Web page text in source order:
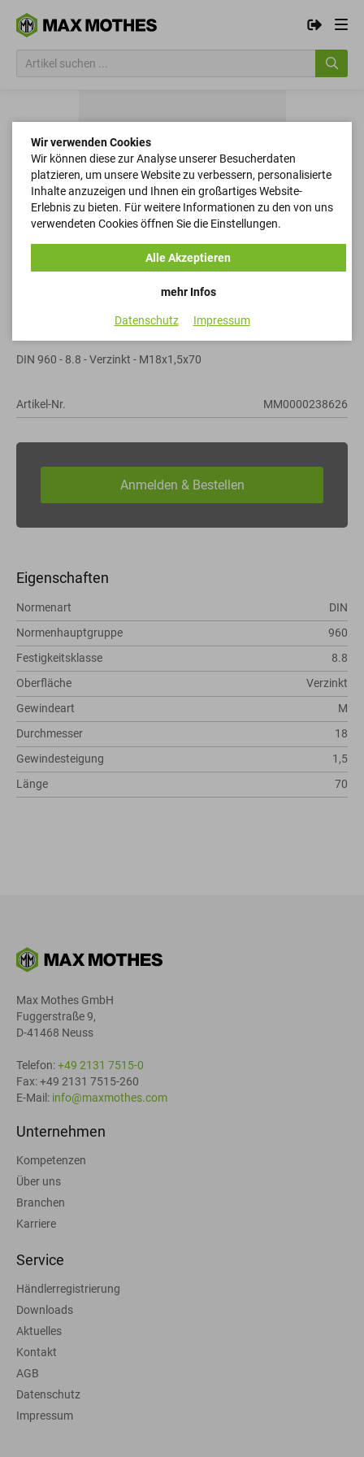
Sechskantschrauben
DIN 960 - 8.8 - Verzinkt - M18x1,5x70
Artikel-Nr. MM0000238626
Eigenschaften
Normenart
DIN
Normenhauptgruppe
960
Festigkeitsklasse
8.8
Oberfläche
Verzinkt
Gewindeart
M
Durchmesser
18
Gewindesteigung
1,5
Länge
70
Max Mothes GmbH
Fuggerstraße 9,
D-41468 Neuss
Telefon:+49 2131 7515-0
Fax: +49 2131 7515-260
E-Mail: info@maxmothes.com
Unternehmen
Kompetenzen
Über uns
Branchen
Karriere
Service
Händlerregistrierung
Downloads
Aktuelles
Kontakt
AGB
Datenschutz
Impressum
Wir verwenden Cookies
Wir können diese zur Analyse unserer Besucherdaten
platzieren, um unsere Website zu verbessern, personalisierte
Inhalte anzuzeigen und Ihnen ein großartiges Website-
Erlebnis zu bieten. Für weitere Informationen zu den von uns
verwendeten Cookies öffnen Sie die Einstellungen.
mehr Infos
Alle Akzeptieren
Datenschutz Impressum